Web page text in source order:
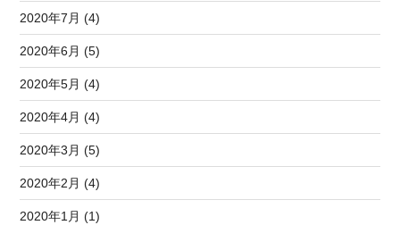
2020年7月 (4)
2020年6月 (5)
2020年5月 (4)
2020年4月 (4)
2020年3月 (5)
2020年2月 (4)
2020年1月 (1)